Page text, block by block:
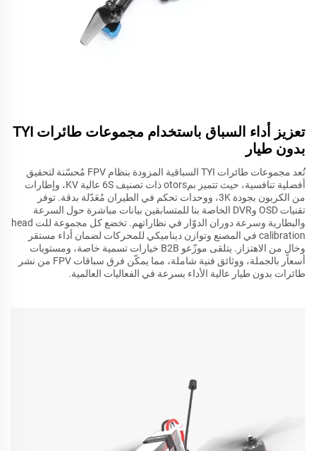
تعزيز أداء السباق باستخدام مجموعات طائرات TYI
بدون طيار
تُعد مجموعات طائرات TYI السباقية المزودة بنظام FPV مُحسّنة لتحقيق
أفضلية تنافسية، حيث تتميز بمotors ذات تصنيف 6S عالية KV، وإطارات
من الكربون بجودة 3K، ووحدات تحكم في الطيران مُعَدّلة بدقة. توفر
تقنيات OSD وDVR الخاصة بنا للمتسابقين بيانات مباشرة حول السرعة
والبطارية وسرعة دوران الدوّار في نظاراتهم. تخضع كل مجموعة للت head
calibration في المصنع وتوازن ديناميكي للمحركات لضمان أداء مستقر
وخالٍ من الاهتزاز. يتلقى موزّعو B2B خيارات تسمية خاصة، ومستويات
أسعار بالجملة، ووثائق فنية شاملة، مما يمكّن فرق سباقات FPV من نشر
طائرات بدون طيار عالية الأداء بسرعة في الفعاليات العالمية.